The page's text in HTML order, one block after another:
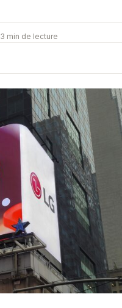
3 min de lecture